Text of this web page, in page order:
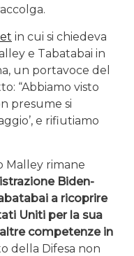
in cui si chiedeva
e Tabatabai in
un portavoce del
“Abbiamo visto
presume si
e rifiutiamo
Malley rimane
Biden-
a ricoprire
Uniti per la sua
competenze in
della Difesa non